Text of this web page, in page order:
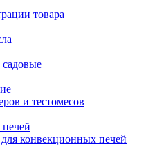
товара
садовые
и тестомесов
конвекционных печей